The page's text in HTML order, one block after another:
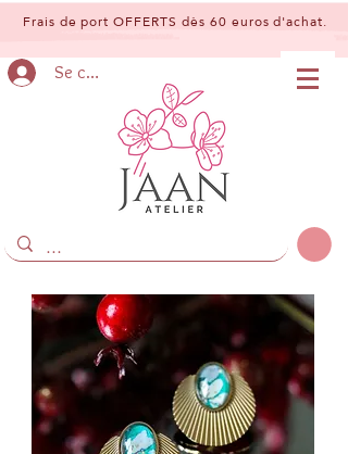
Frais de port OFFERTS dès 60 euros d'achat.
Se connecter